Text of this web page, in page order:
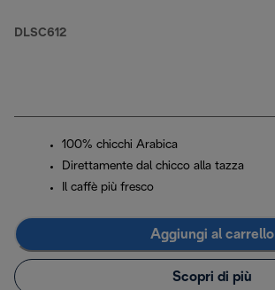
DLSC612
100% chicchi Arabica
Direttamente dal chicco alla tazza
Il caffè più fresco
Aggiungi al carrello
Scopri di più